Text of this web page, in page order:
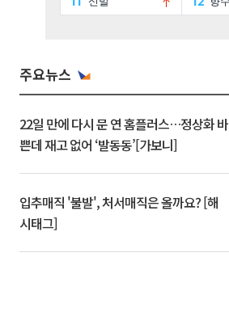
주요뉴스
22일 만에 다시 문 연 홈플러스…정상화 바
쁜데 재고 없어 ‘발동동’[가보니]
입추매직 '불발', 처서매직은 올까요? [해
시태그]